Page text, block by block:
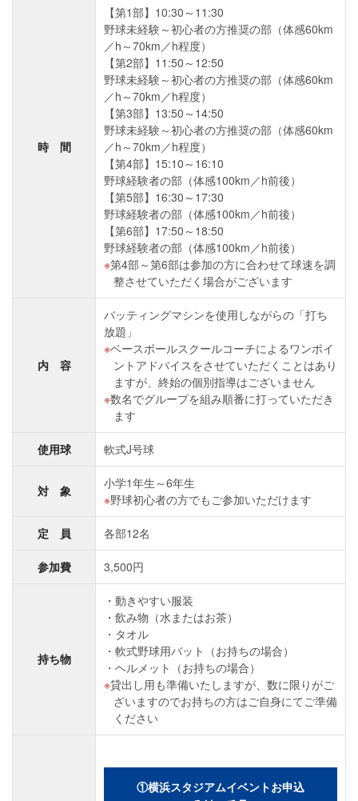
時 間
【第1部】10:30～11:30
野球未経験～初心者の方推奨の部（体感60km
／h～70km／h程度）
【第2部】11:50～12:50
野球未経験～初心者の方推奨の部（体感60km
／h～70km／h程度）
【第3部】13:50～14:50
野球未経験～初心者の方推奨の部（体感60km
／h～70km／h程度）
【第4部】15:10～16:10
野球経験者の部（体感100km／h前後）
【第5部】16:30～17:30
野球経験者の部（体感100km／h前後）
【第6部】17:50～18:50
野球経験者の部（体感100km／h前後）
第4部～第6部は参加の方に合わせて球速を調
整させていただく場合がございます
内 容
バッティングマシンを使用しながらの「打ち
放題」
ベースボールスクールコーチによるワンポイ
ントアドバイスをさせていただくことはあり
ますが、終始の個別指導はございません
数名でグループを組み順番に打っていただき
ます
使用球 軟式J号球
対 象
小学1年生～6年生
野球初心者の方でもご参加いただけます
定 員 各部12名
参加費 3,500円
持ち物
動きやすい服装
飲み物（水またはお茶）
タオル
軟式野球用バット（お持ちの場合）
ヘルメット（お持ちの場合）
貸出し用も準備いたしますが、数に限りがご
ざいますのでお持ちの方はご自身にてご準備
ください
①横浜スタジアムイベントお申込